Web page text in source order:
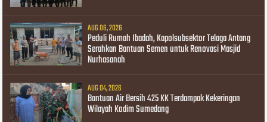
AUG 06, 2026
Peduli Rumah Ibadah, Kapolsubsektor Telaga Antang
Serahkan Bantuan Semen untuk Renovasi Masjid
Nurhasanah
AUG 04, 2026
Bantuan Air Bersih 425 KK Terdampak Kekeringan
Wilayah Kodim Sumedang